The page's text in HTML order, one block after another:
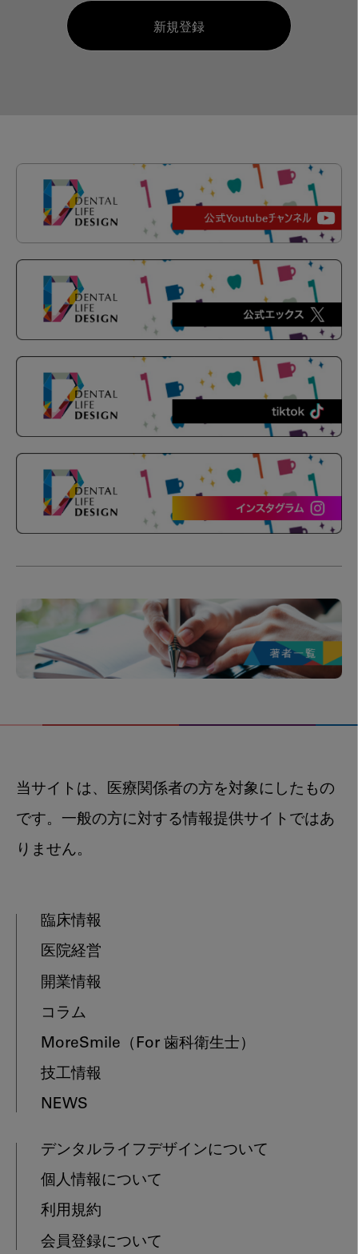
新規登録
当サイトは、医療関係者の方を対象にしたもの
です。一般の方に対する情報提供サイトではあ
りません。
臨床情報
医院経営
開業情報
コラム
MoreSmile （For 歯科衛生士）
技工情報
NEWS
デンタルライフデザインについて
個人情報について
利用規約
会員登録について